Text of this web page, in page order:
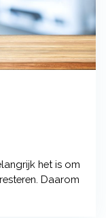
het is om
Daarom